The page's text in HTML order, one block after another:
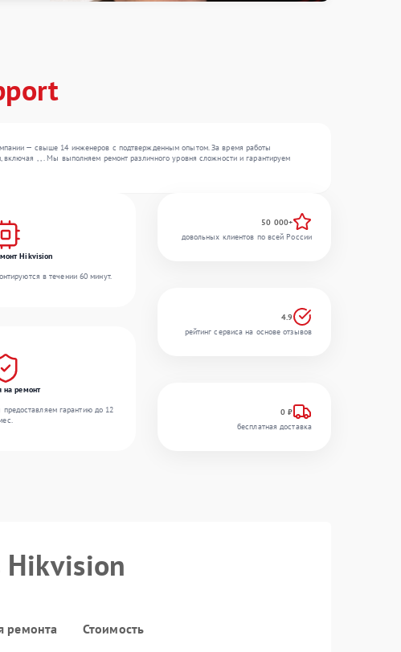
— свыше 14 инженеров с подтвержденным опытом. За время работы
, , . Мы выполняем ремонт различного уровня сложности и гарантируем
Hikvision
в течении 60 минут.
на ремонт
гарантию до 12
50 000+
довольных клиентов по всей России
4.9
рейтинг сервиса на основе отзывов
0 ₽
бесплатная доставка
Hikvision
ремонта Стоимость